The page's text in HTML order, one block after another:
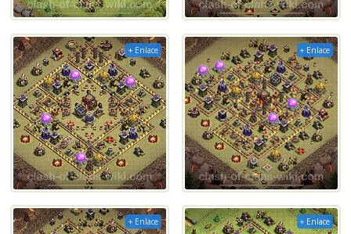
+ Enlace + Enlace
+ Enlace + Enlace